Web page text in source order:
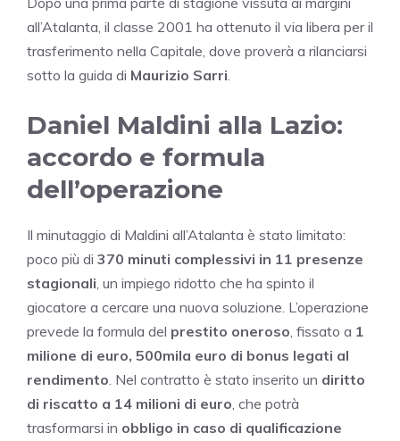
all’Atalanta, il classe 2001 ha ottenuto il via libera per il
trasferimento nella Capitale, dove proverà a rilanciarsi
sotto la guida di Maurizio Sarri
Daniel Maldini alla Lazio:
accordo e formula
dell’operazione
Il minutaggio di Maldini all’Atalanta è stato limitato:
poco più di 370 minuti complessivi in 11 presenze
stagionali , un impiego ridotto che ha spinto il
giocatore a cercare una nuova soluzione. L’operazione
prevede la formula del prestito oneroso , fissato a 1
milione di euro, 500mila euro di bonus legati al
rendimento . Nel contratto è stato inserito un diritto
di riscatto a 14 milioni di euro , che potrà
trasformarsi in obbligo in caso di qualificazione